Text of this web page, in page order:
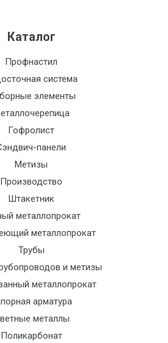
Каталог
Профнастил
система
элементы
Гофролист
панели
Метизы
Производство
Штакетник
металлопрокат
металлопрокат
Трубы
и метизы
металлопрокат
арматура
металлы
Поликарбонат